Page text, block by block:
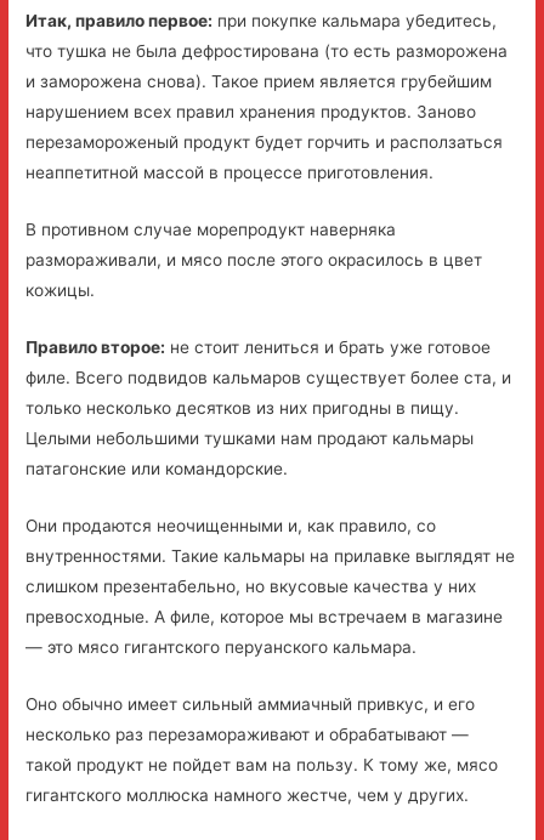
Итак, правило первое: при покупке кальмара убедитесь,
что тушка не была дефростирована (то есть разморожена
и заморожена снова). Такое прием является грубейшим
нарушением всех правил хранения продуктов. Заново
перезамороженый продукт будет горчить и расползаться
неаппетитной массой в процессе приготовления.
В противном случае морепродукт наверняка
размораживали, и мясо после этого окрасилось в цвет
кожицы.
Правило второе: не стоит лениться и брать уже готовое
филе. Всего подвидов кальмаров существует более ста, и
только несколько десятков из них пригодны в пищу.
Целыми небольшими тушками нам продают кальмары
патагонские или командорские.
Они продаются неочищенными и, как правило, со
внутренностями. Такие кальмары на прилавке выглядят не
слишком презентабельно, но вкусовые качества у них
превосходные. А филе, которое мы встречаем в магазине
— это мясо гигантского перуанского кальмара.
Оно обычно имеет сильный аммиачный привкус, и его
несколько раз перезамораживают и обрабатывают —
такой продукт не пойдет вам на пользу. К тому же, мясо
гигантского моллюска намного жестче, чем у других.